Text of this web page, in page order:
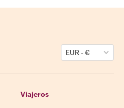
EUR-€
Viajeros